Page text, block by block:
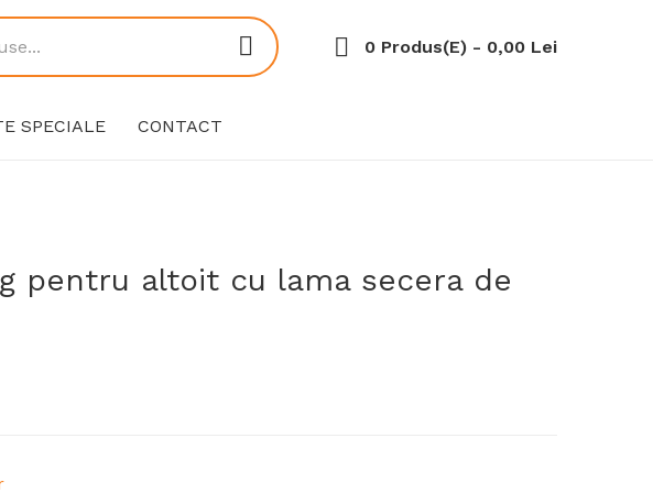
0 Produs(e) - 0,00 Lei
SPECIALE CONTACT
pentru altoit cu lama secera de